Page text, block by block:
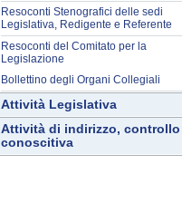
Resoconti Stenografici delle sedi
Legislativa, Redigente e Referente
Resoconti del Comitato per la
Legislazione
Bollettino degli Organi Collegiali
Attività Legislativa
Attività di indirizzo, controllo
conoscitiva